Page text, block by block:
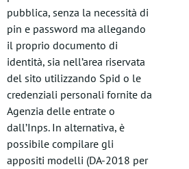
pubblica, senza la necessità di
pin e password ma allegando
il proprio documento di
identità, sia nell’area riservata
del sito utilizzando Spid o le
credenziali personali fornite da
Agenzia delle entrate o
dall’Inps. In alternativa, è
possibile compilare gli
appositi modelli (DA-2018 per